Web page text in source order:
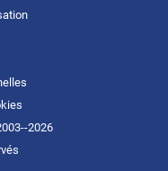
2026